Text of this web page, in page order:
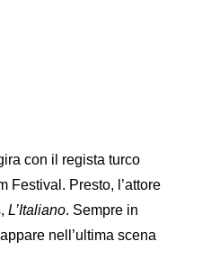
con il regista turco
Festival. Presto, l’attore
L’Italiano. Sempre in
nell’ultima scena